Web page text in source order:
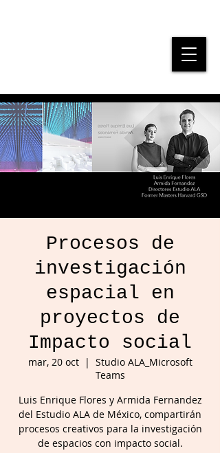
Procesos de
investigación
espacial en
proyectos de
Impacto social
mar, 20 oct
  |
Studio ALA_Microsoft
Teams
Luis Enrique Flores y Armida Fernandez
del Estudio ALA de México, compartirán
procesos creativos para la investigación